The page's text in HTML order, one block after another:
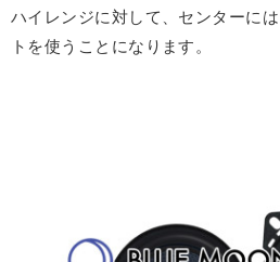
ハイレンジに対して、センターに
トを使うことになります。